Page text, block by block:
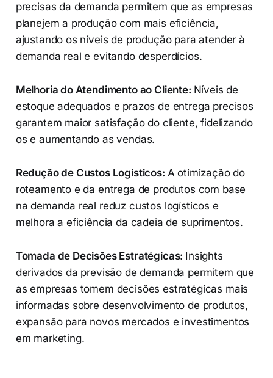
precisas da demanda permitem que as empresas
planejem a produção com mais eficiência,
ajustando os níveis de produção para atender à
demanda real e evitando desperdícios.
Melhoria do Atendimento ao Cliente: Níveis de
estoque adequados e prazos de entrega precisos
garantem maior satisfação do cliente, fidelizando
os e aumentando as vendas.
Redução de Custos Logísticos: A otimização do
roteamento e da entrega de produtos com base
na demanda real reduz custos logísticos e
melhora a eficiência da cadeia de suprimentos.
Tomada de Decisões Estratégicas: Insights
derivados da previsão de demanda permitem que
as empresas tomem decisões estratégicas mais
informadas sobre desenvolvimento de produtos,
expansão para novos mercados e investimentos
em marketing.